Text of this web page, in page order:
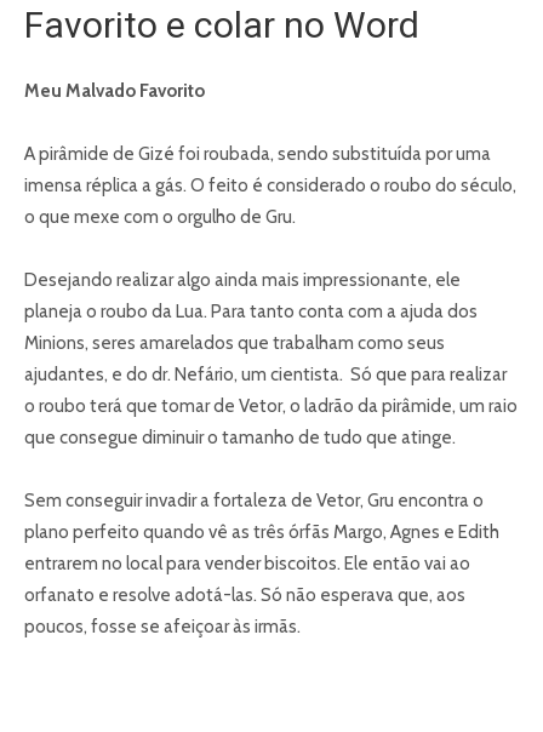
Favorito e colar no Word
Meu Malvado Favorito
A pirâmide de Gizé foi roubada, sendo substituída por uma
imensa réplica a gás. O feito é considerado o roubo do século,
o que mexe com o orgulho de Gru.
Desejando realizar algo ainda mais impressionante, ele
planeja o roubo da Lua. Para tanto conta com a ajuda dos
Minions, seres amarelados que trabalham como seus
ajudantes, e do dr. Nefário, um cientista. Só que para realizar
o roubo terá que tomar de Vetor, o ladrão da pirâmide, um raio
que consegue diminuir o tamanho de tudo que atinge.
Sem conseguir invadir a fortaleza de Vetor, Gru encontra o
plano perfeito quando vê as três órfãs Margo, Agnes e Edith
entrarem no local para vender biscoitos. Ele então vai ao
orfanato e resolve adotá-las. Só não esperava que, aos
poucos, fosse se afeiçoar às irmãs.